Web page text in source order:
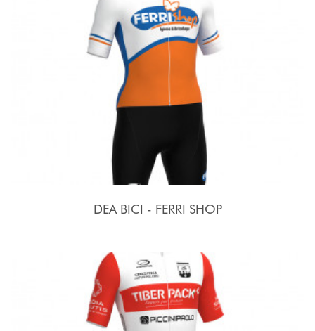
DEA BICI - FERRI SHOP